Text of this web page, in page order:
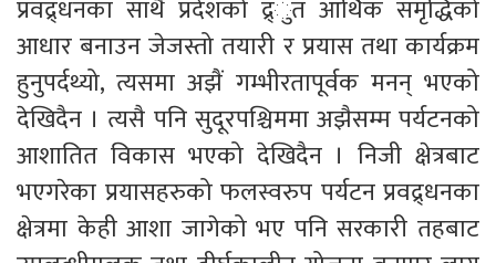
प्रवद्र्धनका साथै प्रदेशको द्र्ुत आर्थिक समृद्धिको
आधार बनाउन जेजस्तो तयारी र प्रयास तथा कार्यक्रम
हुनुपर्दथ्यो, त्यसमा अझैं गम्भीरतापूर्वक मनन् भएको
देखिदैन । त्यसै पनि सुदूरपश्चिममा अझैसम्म पर्यटनको
आशातित विकास भएको देखिदैन । निजी क्षेत्रबाट
भएगरेका प्रयासहरुको फलस्वरुप पर्यटन प्रवद्र्धनका
क्षेत्रमा केही आशा जागेको भए पनि सरकारी तहबाट